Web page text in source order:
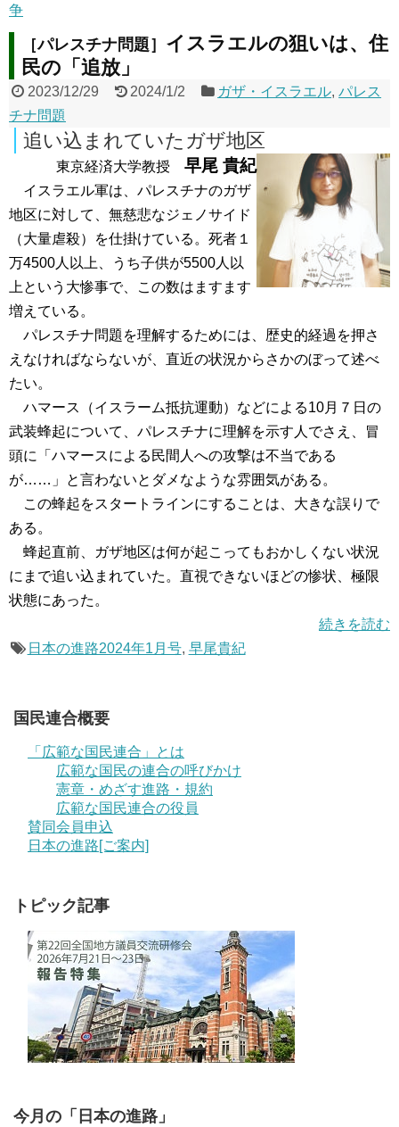
争
［パレスチナ問題］ イスラエルの狙いは、住
民の「追放」
2023/12/29 2024/1/2 ガザ・イスラエル,パレス
チナ問題
追い込まれていたガザ地区
東京経済大学教授 早尾 貴紀
イスラエル軍は、パレスチナのガザ
地区に対して、無慈悲なジェノサイド
（大量虐殺）を仕掛けている。死者１
万4500人以上、うち子供が5500人以
上という大惨事で、この数はますます
増えている。
パレスチナ問題を理解するためには、歴史的経過を押さ
えなければならないが、直近の状況からさかのぼって述べ
たい。
ハマース（イスラーム抵抗運動）などによる10月７日の
武装蜂起について、パレスチナに理解を示す人でさえ、冒
頭に「ハマースによる民間人への攻撃は不当である
が……」と言わないとダメなような雰囲気がある。
この蜂起をスタートラインにすることは、大きな誤りで
ある。
蜂起直前、ガザ地区は何が起こってもおかしくない状況
にまで追い込まれていた。直視できないほどの惨状、極限
状態にあった。
続きを読む
日本の進路2024年1月号, 早尾貴紀
国民連合概要
「広範な国民連合」とは
広範な国民の連合の呼びかけ
憲章・めざす進路・規約
広範な国民連合の役員
賛同会員申込
日本の進路[ご案内]
トピック記事
今月の「日本の進路」